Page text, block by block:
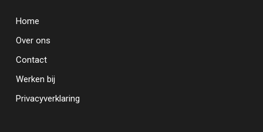
Home
Over ons
Contact
Werken bij
Privacyverklaring